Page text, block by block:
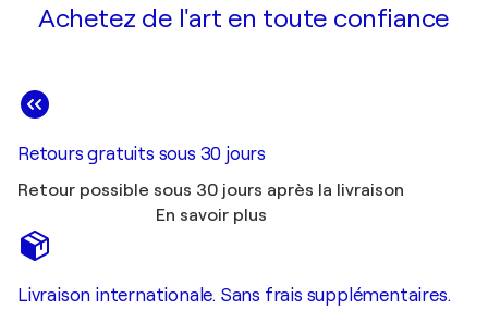
Achetez de l'art en toute confiance
Retours gratuits sous 30 jours
Retour possible sous 30 jours après la livraison
En savoir plus
Livraison internationale. Sans frais supplémentaires.